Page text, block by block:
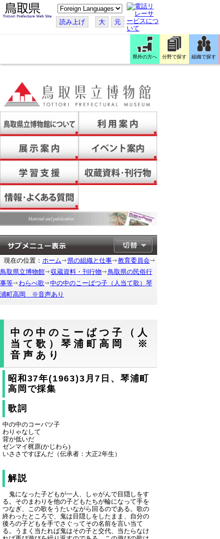
こ
の
ペ
ー
す
読み上げ 大 元
県外の方へ 分野で探す 組織で探す
現在の位置： ホーム 県の組織と仕事
教育委員会
鳥取県立博物館
収蔵資料・刊行物
鳥取県の民俗行
事等
わらべ歌
中の中のこーばつ子（人当て歌）琴
浦町高岡 ※音声あり
中の中のこーばつ子（人
当て歌）琴浦町高岡 ※
音声あり
昭和37年(1963)3月7日、琴浦町
高岡で採集
歌詞
中の中のコーバツ子
わりゃなして
背が低いだ
ゼンマイ梶原(かじわら)
いささですぼんだ （伝承者：大正2年生）
解説
鬼になった子どもが一人、しゃがんで目隠しをす
る。そのまわりを他の子どもたちが輪になって手を
つなぎ、この歌をうたいながら回るのである。歌の
終わったところで、鬼は目隠しをしたまま、自分の
後ろの子どもを手でさぐってその名前を言い当て
る。うまく当たれば鬼はその子と交代、当たらなけ